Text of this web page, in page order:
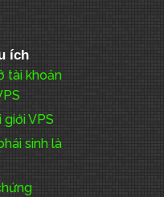
ích
tài khoản
giới VPS
sinh là